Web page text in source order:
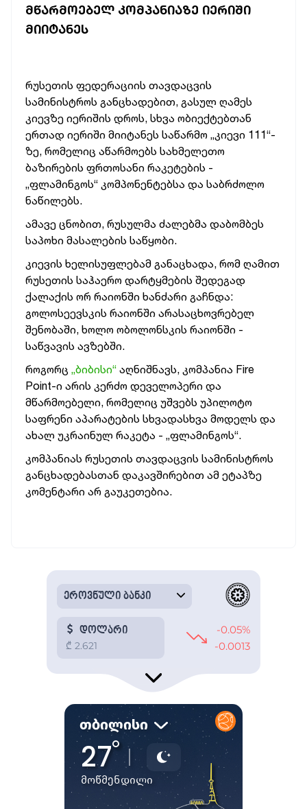
ᲛᲬᲐᲠᲛᲝᲔᲑᲔᲚ ᲙᲝᲛᲞᲐᲜᲘᲐᲖᲔ ᲘᲔᲠᲘᲨᲘ
ᲛᲘᲘᲢᲐᲜᲔᲡ
რუსეთის ფედერაციის თავდაცვის
სამინისტროს განცხადებით, გასულ ღამეს
კიევზე იერიშის დროს, სხვა ობიექტებთან
ერთად იერიში მიიტანეს საწარმო „კიევი 111“-
ზე, რომელიც აწარმოებს სახმელეთო
ბაზირების ფრთოსანი რაკეტების -
„ფლამინგოს“ კომპონენტებსა და საბრძოლო
ნაწილებს.
ამავე ცნობით, რუსულმა ძალებმა დაბომბეს
საპოხი მასალების საწყობი.
კიევის ხელისუფლებამ განაცხადა, რომ ღამით
რუსეთის საჰაერო დარტყმების შედეგად
ქალაქის ორ რაიონში ხანძარი გაჩნდა:
გოლოსეევსკის რაიონში არასაცხოვრებელ
შენობაში, ხოლო ობოლონსკის რაიონში -
საწვავის ავზებში.
როგორც „ბიბისი“ აღნიშნავს, კომპანია Fire
Point-ი არის კერძო დეველოპერი და
მწარმოებელი, რომელიც უშვებს უპილოტო
საფრენი აპარატების სხვადასხვა მოდელს და
ახალ უკრაინულ რაკეტა - „ფლამინგოს“.
კომპანიას რუსეთის თავდაცვის სამინისტროს
განცხადებასთან დაკავშირებით ამ ეტაპზე
კომენტარი არ გაუკეთებია.